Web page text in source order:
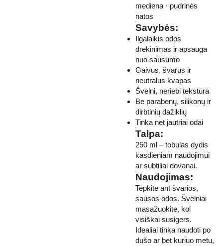
mediena · pudrinės
natos
Savybės:
Ilgalaikis odos
drėkinimas ir apsauga
nuo sausumo
Gaivus, švarus ir
neutralus kvapas
Švelni, neriebi tekstūra
Be parabenų, silikonų ir
dirbtinių dažiklių
Tinka net jautriai odai
Talpa:
250 ml – tobulas dydis
kasdieniam naudojimui
ar subtiliai dovanai.
Naudojimas:
Tepkite ant švarios,
sausos odos. Švelniai
masažuokite, kol
visiškai susigers.
Idealiai tinka naudoti po
dušo ar bet kuriuo metu,